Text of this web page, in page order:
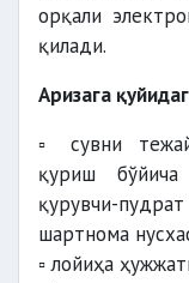
орқали
қилади.
Аризага
▫️ сувни
қуриш бўйича
қурувчи-
шартнома
▫️ лойиҳа